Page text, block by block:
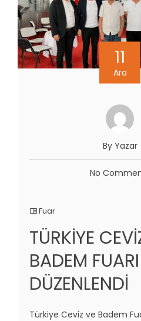
11
Ara
By Yazar
No
Fuar
TÜRKİYE
BADEM FUARI
DÜZENLENDİ
Türkiye Ceviz ve Badem